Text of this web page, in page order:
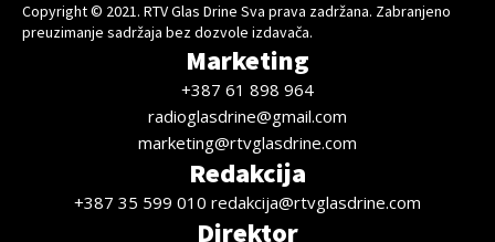
Copyright © 2021. RTV Glas Drine Sva prava zadržana. Zabranjeno
preuzimanje sadržaja bez dozvole izdavača.
Marketing
+387 61 898 964
radioglasdrine@gmail.com
marketing@rtvglasdrine.com
Redakcija
+387 35 599 010 redakcija@rtvglasdrine.com
Direktor